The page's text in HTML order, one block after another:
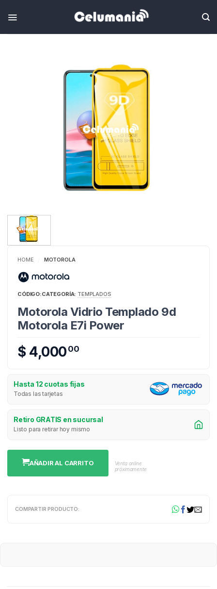
HOME MOTOROLA
CÓDIGO:CATEGORÍA: TEMPLADOS
Motorola Vidrio Templado 9d
Motorola E7i Power
$ 4,00000
Hasta 12 cuotas fijas
Todas las tarjetas
Retiro GRATIS en sucursal
Listo para retirar hoy mismo
AÑADIR AL CARRITO
Venta online
próximamente
COMPARTIR PRODUCTO: